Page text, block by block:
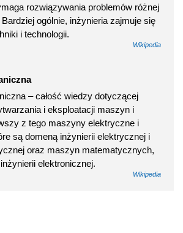
rozwiązywania problemów różnej
ogólnie, inżynieria zajmuje się
i technologii.
Wikipedia
– całość wiedzy dotyczącej
i eksploatacji maszyn i
z tego maszyny elektryczne i
są domeną inżynierii elektrycznej i
oraz maszyn matematycznych,
elektronicznej.
Wikipedia